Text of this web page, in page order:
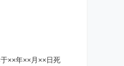
××年××月××日死